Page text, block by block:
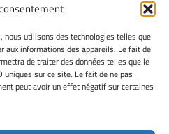
utilisons des technologies telles que
aux informations des appareils. Le fait de
de traiter des données telles que le
sur ce site. Le fait de ne pas
peut avoir un effet négatif sur certaines
des campus